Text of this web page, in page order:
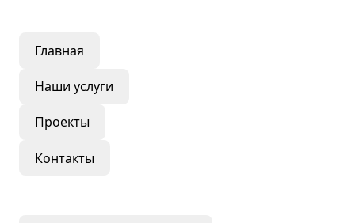
Главная
Наши услуги
Проекты
Контакты